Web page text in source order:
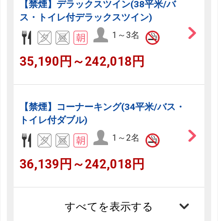
【禁煙】デラックスツイン(38平米/バ
ス・トイレ付デラックスツイン)
1～3名
35,190円～242,018円
【禁煙】コーナーキング(34平米/バス・
トイレ付ダブル)
1～2名
36,139円～242,018円
すべてを表示する